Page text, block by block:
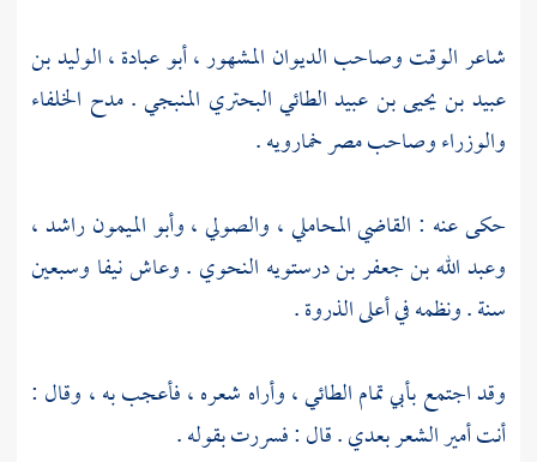
شاعر الوقت وصاحب الديوان المشهور ، أبو عبادة ، الوليد بن
عبيد بن يحيى بن عبيد الطائي البحتري المنبجي . مدح الخلفاء
والوزراء وصاحبمصرخمارويه.
حكى عنه : القاضي المحاملي، والصولي،وأبو الميمون راشد،
وعبد الله بن جعفر بن درستويه النحوي . وعاش نيفا وسبعين
سنة . ونظمه في أعلى الذروة .
وقد اجتمعبأبي تمام الطائي، وأراه شعره ، فأعجب به ، وقال :
أنت أمير الشعر بعدي . قال : فسررت بقوله .